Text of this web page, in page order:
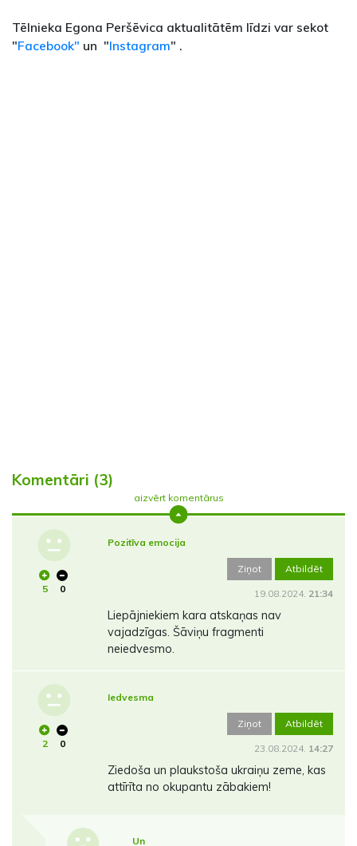
Tēlnieka Egona Peršēvica aktualitātēm līdzi var sekot
"Facebook" un "Instagram" .
Komentāri (3)
aizvērt komentārus
5 0
Pozitīva emocija
Ziņot Atbildēt
19.08.2024. 21:34
Liepājniekiem kara atskaņas nav
vajadzīgas. Šāviņu fragmenti
neiedvesmo.
2 0
Iedvesma
Ziņot Atbildēt
23.08.2024. 14:27
Ziedoša un plaukstoša ukraiņu zeme, kas
attīrīta no okupantu zābakiem!
Un